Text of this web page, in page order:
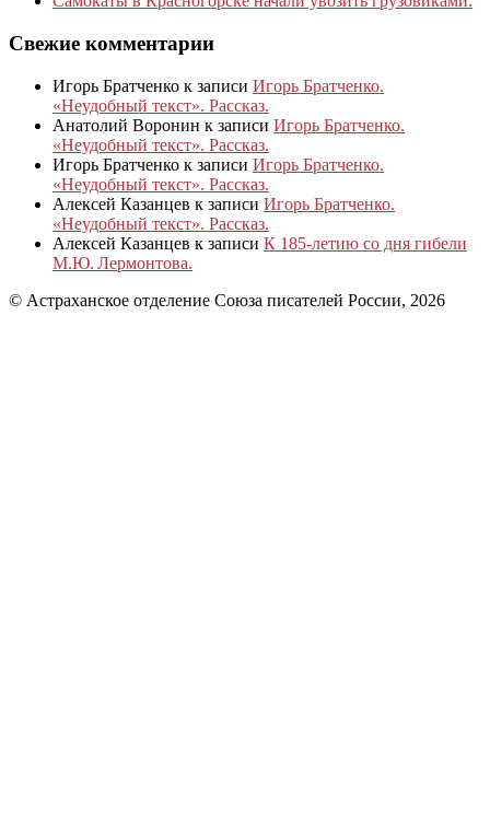
Свежие комментарии
Игорь Братченко к записи Игорь Братченко.
«Неудобный текст». Рассказ.
Анатолий Воронин к записи Игорь Братченко.
«Неудобный текст». Рассказ.
Игорь Братченко к записи Игорь Братченко.
«Неудобный текст». Рассказ.
Алексей Казанцев к записи Игорь Братченко.
«Неудобный текст». Рассказ.
Алексей Казанцев к записи К 185‑летию со дня гибели
М.Ю. Лермонтова.
© Астраханское отделение Союза писателей России, 2026